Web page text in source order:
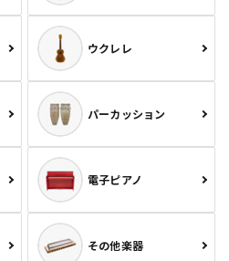
ウクレレ
パーカッション
電子ピアノ
その他楽器